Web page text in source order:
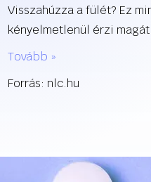
Visszahúzza a fülét? Ez
kényelmetlenül érzi magát.
Tovább »
Forrás: nlc.hu